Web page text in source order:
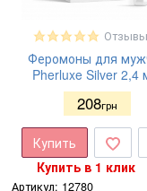
Феромоны для
Pherluxe Silver 2,4
208грн
Купить
Купить в 1 клик
Артикул: 12780